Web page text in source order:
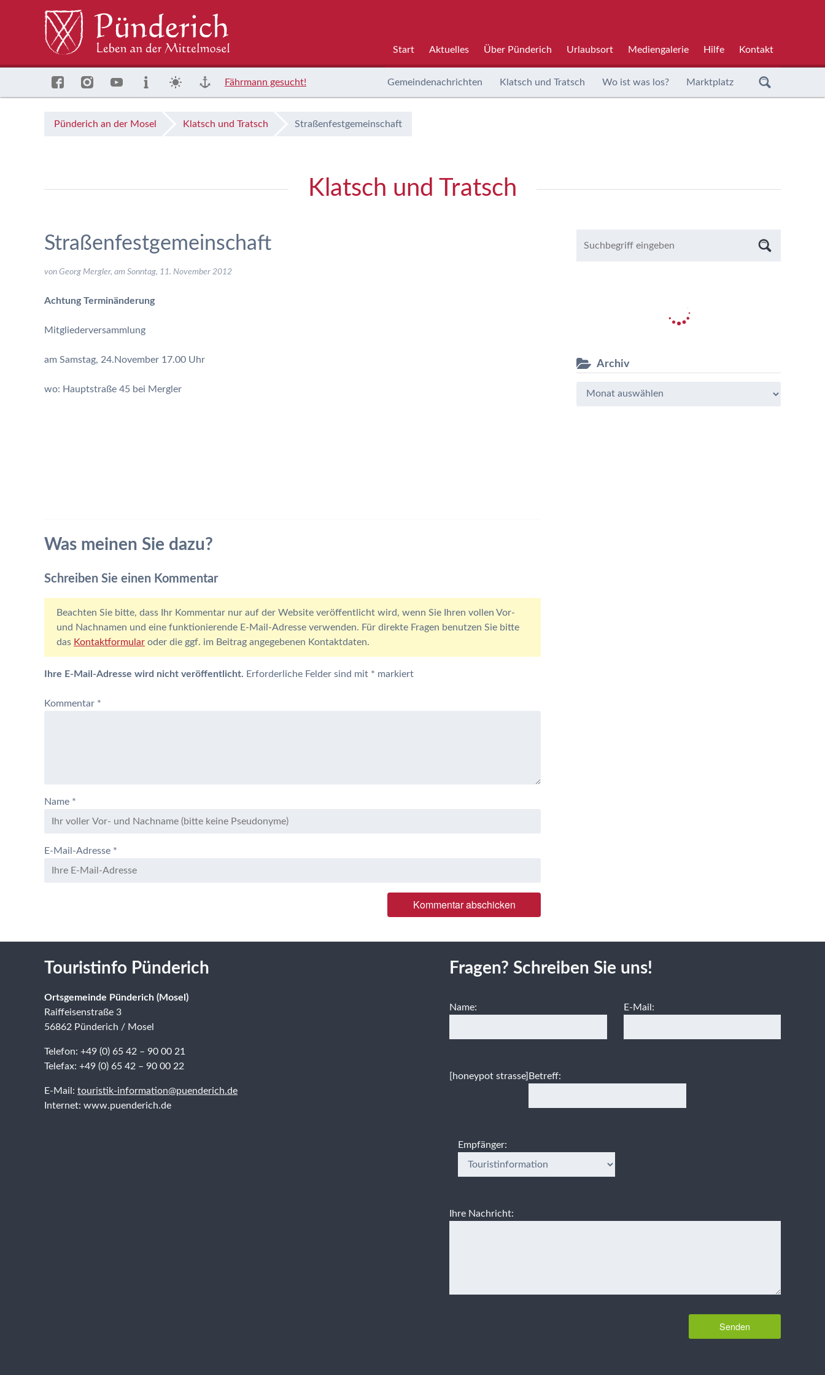
Start Aktuelles Über Pünderich Urlaubsort Mediengalerie Hilfe Kontakt
Fährmann gesucht! Gemeindenachrichten Klatsch und Tratsch Wo ist was los? Marktplatz
Pünderich an der Mosel Klatsch und Tratsch Straßenfestgemeinschaft
Klatsch und Tratsch
Straßenfestgemeinschaft
von Georg Mergler, am Sonntag, 11. November 2012
Achtung Terminänderung
Mitgliederversammlung
am Samstag, 24.November 17.00 Uhr
wo: Hauptstraße 45 bei Mergler
Was meinen Sie dazu?
Schreiben Sie einen Kommentar
Beachten Sie bitte, dass Ihr Kommentar nur auf der Website veröffentlicht wird, wenn Sie Ihren vollen Vor-
und Nachnamen und eine funktionierende E-Mail-Adresse verwenden. Für direkte Fragen benutzen Sie bitte
das Kontaktformular oder die ggf. im Beitrag angegebenen Kontaktdaten.
Ihre E-Mail-Adresse wird nicht veröffentlicht. Erforderliche Felder sind mit * markiert
Kommentar *
Name *
E-Mail-Adresse *
Archiv
Touristinfo Pünderich
Ortsgemeinde Pünderich (Mosel)
Raiffeisenstraße 3
56862 Pünderich / Mosel
Telefon: +49 (0) 65 42 – 90 00 21
Telefax: +49 (0) 65 42 – 90 00 22
E-Mail: touristik-information@puenderich.de
Internet: www.puenderich.de
Fragen? Schreiben Sie uns!
Name: E-Mail:
[honeypot strasse] Betreff:
Empfänger:
Ihre Nachricht: